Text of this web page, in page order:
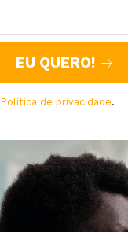
EU QUERO!
Política de privacidade.